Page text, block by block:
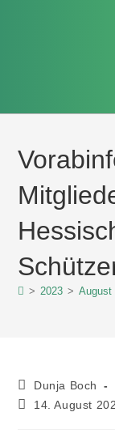
> 2023 > August
Dunja Boch
14. August